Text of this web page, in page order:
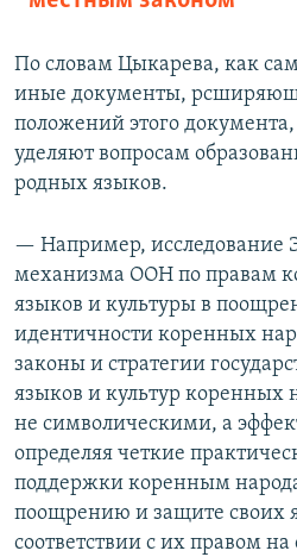
По словам Цыкарева, как
иные документы,
положений этого
уделяют вопросам
родных языков.
— Например, исследование
механизма ООН по правам
языков и культуры в
идентичности коренных
законы и стратегии
языков и культур коренных
не символическими, а
определяя четкие
поддержки коренным
поощрению и защите своих
соответствии с их правом